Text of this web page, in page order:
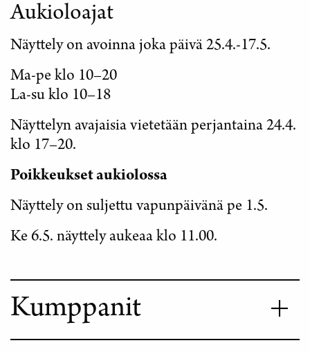
Aukioloajat
Näyttely on avoinna joka päivä 25.4.-17.5.
Ma-pe klo 10–20
La-su klo 10–18
Näyttelyn avajaisia vietetään perjantaina 24.4.
klo 17–20.
Poikkeukset aukiolossa
Näyttely on suljettu vapunpäivänä pe 1.5.
Ke 6.5. näyttely aukeaa klo 11.00.
Kumppanit